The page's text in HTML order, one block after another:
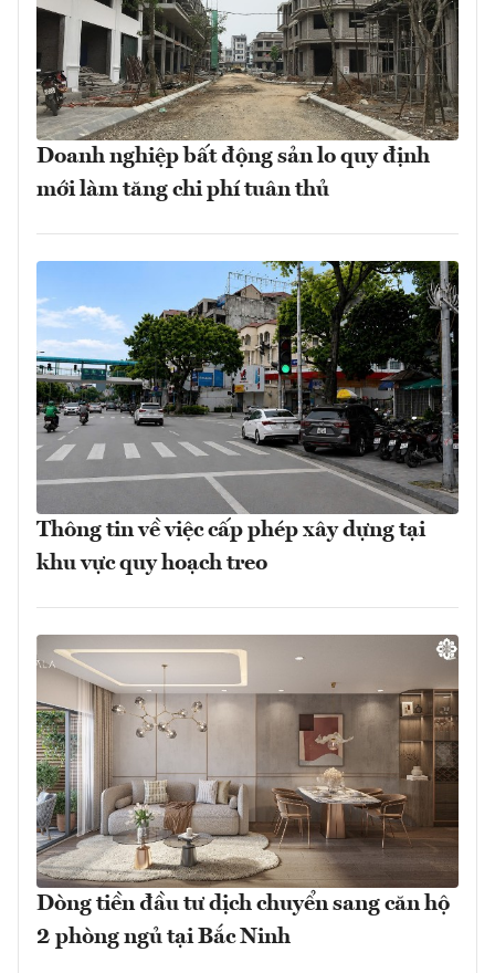
Doanh nghiệp bất động sản lo quy định
mới làm tăng chi phí tuân thủ
Thông tin về việc cấp phép xây dựng tại
khu vực quy hoạch treo
Dòng tiền đầu tư dịch chuyển sang căn hộ
2 phòng ngủ tại Bắc Ninh